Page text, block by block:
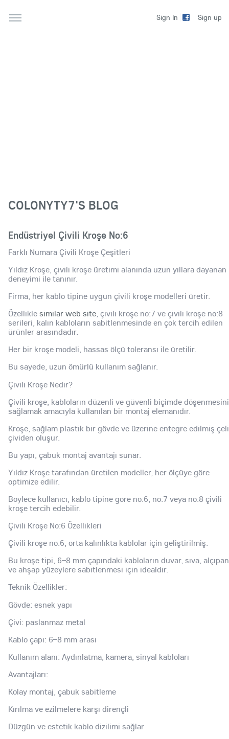
Sign In Sign up
COLONYTY7'S BLOG
Endüstriyel Çivili Kroşe No:6
Farklı Numara Çivili Kroşe Çeşitleri
Yıldız Kroşe, çivili kroşe üretimi alanında uzun yıllara dayanan
deneyimi ile tanınır.
Firma, her kablo tipine uygun çivili kroşe modelleri üretir.
Özellikle similar web site, çivili kroşe no:7 ve çivili kroşe no:8
serileri, kalın kabloların sabitlenmesinde en çok tercih edilen
ürünler arasındadır.
Her bir kroşe modeli, hassas ölçü toleransı ile üretilir.
Bu sayede, uzun ömürlü kullanım sağlanır.
Çivili Kroşe Nedir?
Çivili kroşe, kabloların düzenli ve güvenli biçimde döşenmesini
sağlamak amacıyla kullanılan bir montaj elemanıdır.
Kroşe, sağlam plastik bir gövde ve üzerine entegre edilmiş
çividen oluşur.
Bu yapı, çabuk montaj avantajı sunar.
Yıldız Kroşe tarafından üretilen modeller, her ölçüye göre
optimize edilir.
Böylece kullanıcı, kablo tipine göre no:6, no:7 veya no:8 çivili
kroşe tercih edebilir.
Çivili Kroşe No:6 Özellikleri
Çivili kroşe no:6, orta kalınlıkta kablolar için geliştirilmiş.
Bu kroşe tipi, 6–8 mm çapındaki kabloların duvar, sıva, alçıpan
ve ahşap yüzeylere sabitlenmesi için idealdir.
Teknik Özellikler:
Gövde: esnek yapı
Çivi: paslanmaz metal
Kablo çapı: 6–8 mm arası
Kullanım alanı: Aydınlatma, kamera, sinyal kabloları
Avantajları:
Kolay montaj, çabuk sabitleme
Kırılma ve ezilmelere karşı dirençli
Düzgün ve estetik kablo dizilimi sağlar